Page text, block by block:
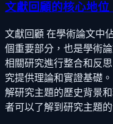
文獻回顧的核心地
文獻回顧 在學術論文中
個重要部分，也是學術
相關研究進行整合和反
究提供理論和實證基礎
解研究主題的歷史背景
者可以了解到研究主題